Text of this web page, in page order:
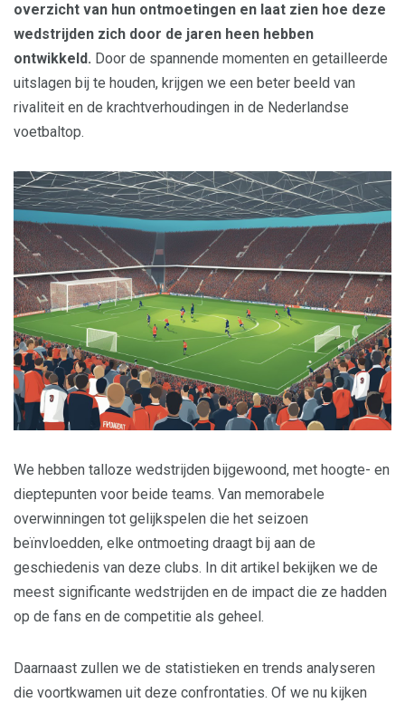
overzicht van hun ontmoetingen en laat zien hoe deze
wedstrijden zich door de jaren heen hebben
ontwikkeld. Door de spannende momenten en getailleerde
uitslagen bij te houden, krijgen we een beter beeld van
rivaliteit en de krachtverhoudingen in de Nederlandse
voetbaltop.
We hebben talloze wedstrijden bijgewoond, met hoogte- en
dieptepunten voor beide teams. Van memorabele
overwinningen tot gelijkspelen die het seizoen
beïnvloedden, elke ontmoeting draagt bij aan de
geschiedenis van deze clubs. In dit artikel bekijken we de
meest significante wedstrijden en de impact die ze hadden
op de fans en de competitie als geheel.
Daarnaast zullen we de statistieken en trends analyseren
die voortkwamen uit deze confrontaties. Of we nu kijken